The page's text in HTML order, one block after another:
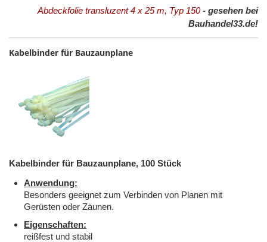
Abdeckfolie transluzent 4 x 25 m, Typ 150- gesehen bei
Bauhandel33.de!
Kabelbinder für Bauzaunplane
Kabelbinder für Bauzaunplane, 100 Stück
Anwendung:
Besonders geeignet zum Verbinden von Planen mit
Gerüsten oder Zäunen.
Eigenschaften:
reißfest und stabil